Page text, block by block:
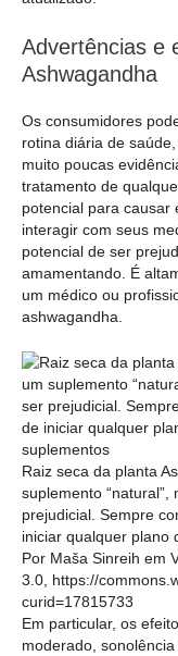
Advertências e
Ashwagandha
Os consumidores
rotina diária de
muito poucas
tratamento de
potencial para causar
interagir com seus
potencial de ser
amamentando. É
um médico ou
ashwagandha.
Raiz seca da planta
suplemento
prejudicial. Sempre
iniciar qualquer plano
Por Maša Sinreih em
3.0, https://
curid=17815733
Em particular, os
moderado,